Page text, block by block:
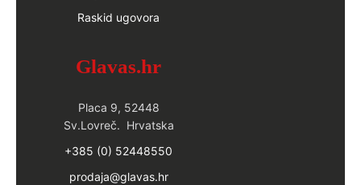
Raskid ugovora
Glavas.hr
Placa 9, 52448
Sv.Lovreč. Hrvatska
+385 (0) 52448550
prodaja@glavas.hr